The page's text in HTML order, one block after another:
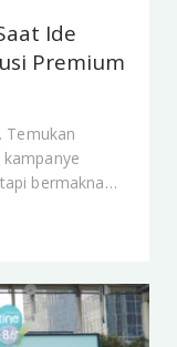
Ide
Premium
Temukan
bermakna